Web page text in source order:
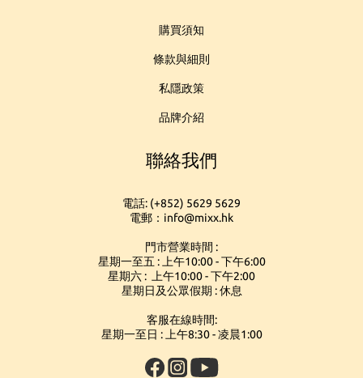
購買須知
條款與細則
私隱政策
品牌介紹
聯絡我們
電話: (+852) 5629 5629
電郵：info@mixx.hk
門市營業時間 :
星期一至五 : 上午10:00 - 下午6:00
星期六 : 上午10:00 - 下午2:00
星期日及公眾假期 : 休息
客服在線時間:
星期一至日 : 上午8:30 - 凌晨1:00